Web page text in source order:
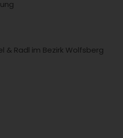
& Radl im Bezirk Wolfsberg